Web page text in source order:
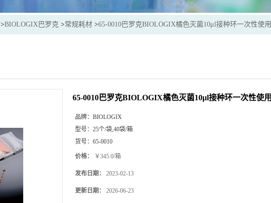
>BIOLOGIX巴罗克 >常规耗材 >65-0010巴罗克BIOLOGIX橘色灭菌10μl接种环一次性使用
65-0010巴罗克BIOLOGIX橘色灭菌10μl接种环一次性使用
品牌： BIOLOGIX
型号： 25个/袋,40袋/箱
货号： 65-0010
价格： ￥345.0/箱
发布日期： 2023-02-13
更新日期： 2026-06-23